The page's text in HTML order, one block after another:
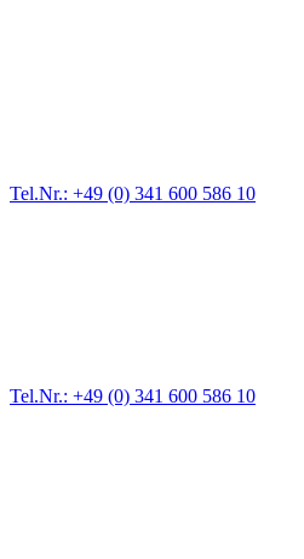
Tel.Nr.: +49 (0) 341 600 586 10
Tel.Nr.: +49 (0) 341 600 586 10